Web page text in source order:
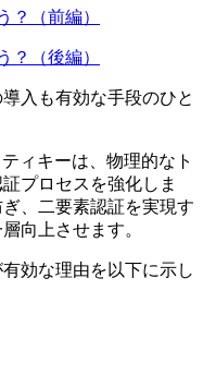
？（前編）
？（後編）
入も有効な手段のひと
ィキーは、物理的なト
プロセスを強化しま
、二要素認証を実現す
向上させます。
効な理由を以下に示し